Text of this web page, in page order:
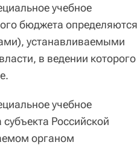
учебное
бюджета определяются
устанавливаемыми
в ведении которого
учебное
Российской
органом